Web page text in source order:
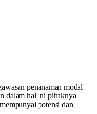
penanaman modal
dalam hal ini pihaknya
potensi dan